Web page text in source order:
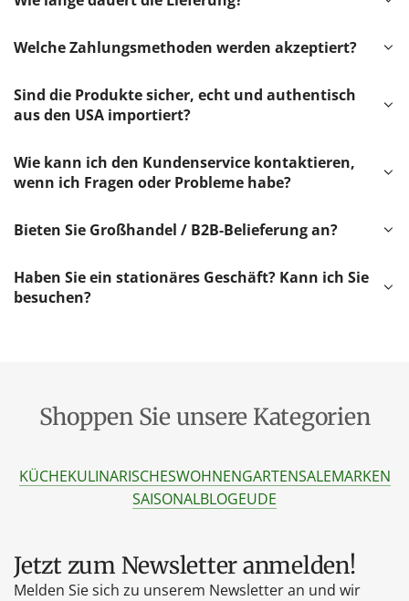
Welche Zahlungsmethoden werden akzeptiert?
Sind die Produkte sicher, echt und authentisch
aus den USA importiert?
Wie kann ich den Kundenservice kontaktieren,
wenn ich Fragen oder Probleme habe?
Bieten Sie Großhandel / B2B-Belieferung an?
Haben Sie ein stationäres Geschäft? Kann ich Sie
besuchen?
Shoppen Sie unsere Kategorien
KÜCHEKULINARISCHESWOHNENGARTENSALEMARKEN
SAISONALBLOGEUDE
Jetzt zum Newsletter anmelden!
Melden Sie sich zu unserem Newsletter an und wir